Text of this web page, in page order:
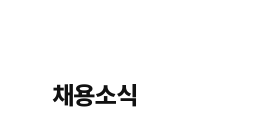
채용소식